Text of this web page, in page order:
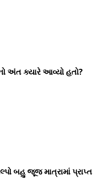
અંત ક્યારે આવ્યો હતો?
બહુ જૂજ માત્રામાં પ્રાપ્ત